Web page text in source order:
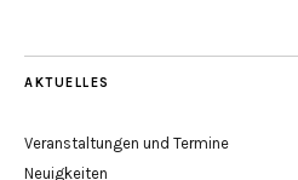
AKTUELLES
Veranstaltungen und Termine
Neuigkeiten